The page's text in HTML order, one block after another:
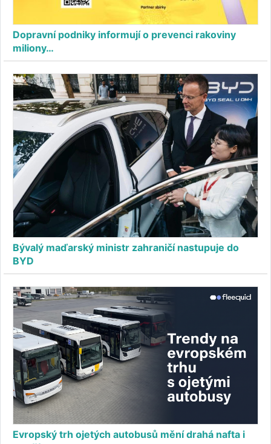
Dopravní podniky informují o prevenci rakoviny
miliony…
Bývalý maďarský ministr zahraničí nastupuje do
BYD
Evropský trh ojetých autobusů mění drahá nafta i